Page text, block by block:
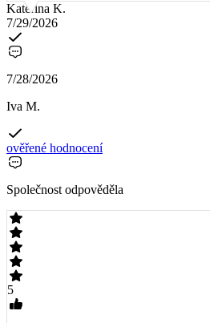
Kateřina K.
7/29/2026
7/28/2026
Iva M.
ověřené hodnocení
Společnost odpověděla
5